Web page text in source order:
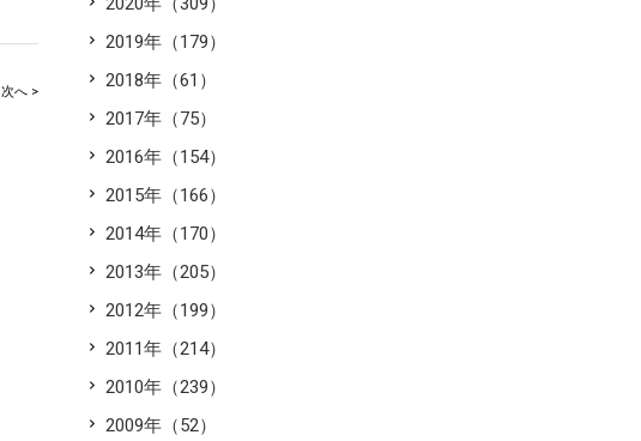
次へ >
2019年（179）
2018年（61）
2017年（75）
2016年（154）
2015年（166）
2014年（170）
2013年（205）
2012年（199）
2011年（214）
2010年（239）
2009年（52）